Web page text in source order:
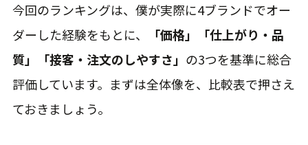
今回のランキングは、僕が実際に4ブランドでオー
ダーした経験をもとに、
「価格」「仕上がり・品
質」「接客・注文のしやすさ」 の3つを基準に総合
評価しています。まずは全体像を、比較表で押さえ
ておきましょう。